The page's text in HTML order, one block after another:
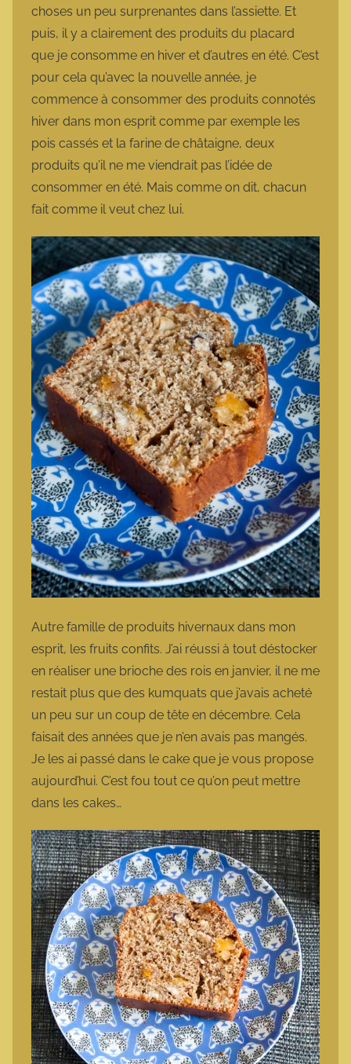
choses un peu surprenantes dans l’assiette. Et
puis, il y a clairement des produits du placard
que je consomme en hiver et d’autres en été. C’est
pour cela qu’avec la nouvelle année, je
commence à consommer des produits connotés
hiver dans mon esprit comme par exemple les
pois cassés et la farine de châtaigne, deux
produits qu’il ne me viendrait pas l’idée de
consommer en été. Mais comme on dit, chacun
fait comme il veut chez lui.
Autre famille de produits hivernaux dans mon
esprit, les fruits confits. J’ai réussi à tout déstocker
en réaliser une brioche des rois en janvier, il ne me
restait plus que des kumquats que j’avais acheté
un peu sur un coup de tête en décembre. Cela
faisait des années que je n’en avais pas mangés.
Je les ai passé dans le cake que je vous propose
aujourd’hui. C’est fou tout ce qu’on peut mettre
dans les cakes…